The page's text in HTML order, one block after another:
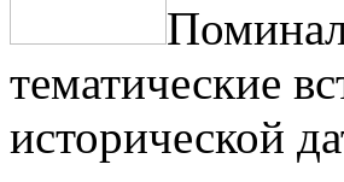
тематические
исторической